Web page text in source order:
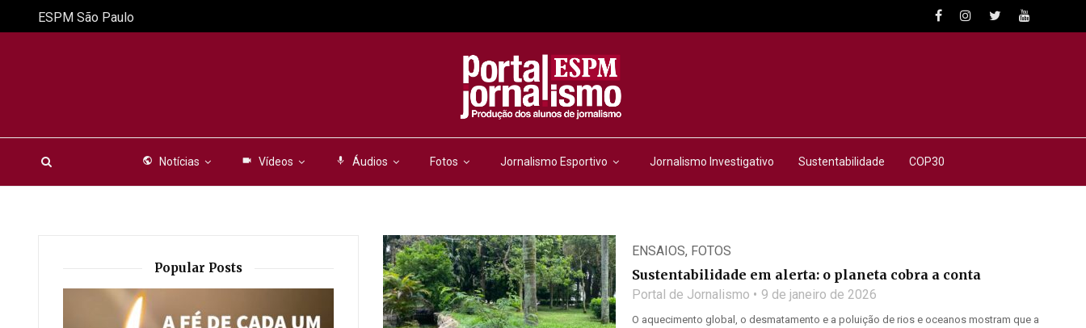
public Notícias videocam Vídeos mic Áudios Fotos Jornalismo Esportivo Jornalismo Investigativo Sustentabilidade COP30
ESPM São Paulo
ENSAIOS, FOTOS
Sustentabilidade em alerta: o planeta cobra a conta
Portal de Jornalismo 9 de janeiro de 2026
O aquecimento global, o desmatamento e a poluição de rios e oceanos mostram que a
Popular Posts